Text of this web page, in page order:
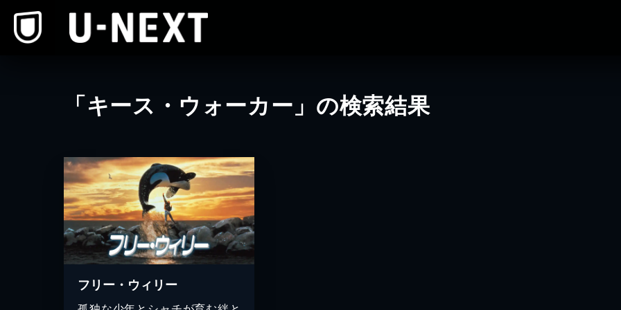
「キース・ウォーカー」の検索結果
フリー・ウィリー